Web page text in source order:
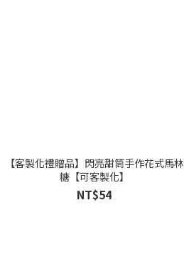
【客製化禮贈品】閃亮甜筒手作花式馬林
糖【可客製化】
NT$54